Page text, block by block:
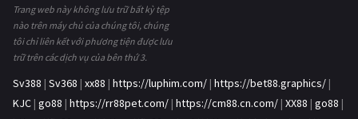
Trang web này không lưu trữ bất kỳ tệp
nào trên máy chủ của chúng tôi, chúng
tôi chỉ liên kết với phương tiện được lưu
trữ trên các dịch vụ của bên thứ 3.
Sv388 | Sv368 | xx88 | https://luphim.com/ | https://bet88.graphics/ |
KJC | go88 | https://rr88pet.com/ | https://cm88.cn.com/ | XX88 | go88 |